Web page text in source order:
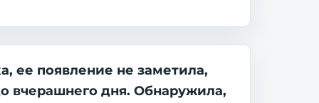
ее появление не заметила,
вчерашнего дня. Обнаружила,